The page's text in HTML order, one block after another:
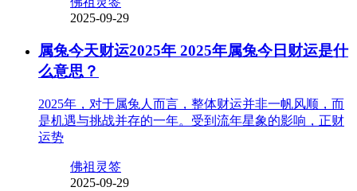
2025-09-29
属兔今天财运2025年 2025年属兔今日财运是什
么意思？
2025年，对于属兔人而言，整体财运并非一帆风顺，而
是机遇与挑战并存的一年。受到流年星象的影响，正财
运势
佛祖灵签
2025-09-29